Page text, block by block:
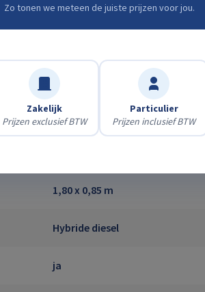
17 m
9,40 m
1,80 x 0,85 m
Hybride diesel
ja
Zo tonen we meteen de juiste prijzen voor jou.
Zakelijk
Prijzen exclusief BTW
Particulier
Prijzen inclusief BTW